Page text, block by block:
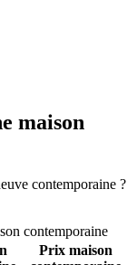
maison
contemporaine ?
contemporaine
Prix maison